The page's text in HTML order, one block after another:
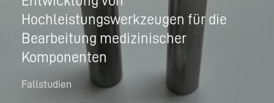
Hochleistungswerkzeugen für die
Bearbeitung medizinischer
Komponenten
Fallstudien